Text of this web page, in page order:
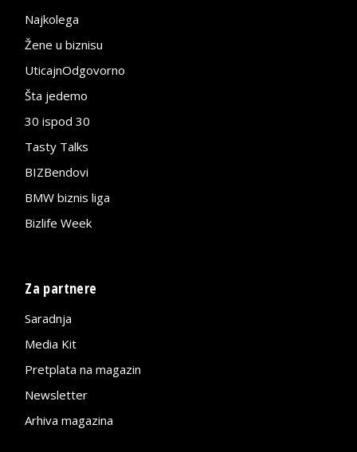
Najkolega
Žene u biznisu
UticajnOdgovorno
Šta jedemo
30 ispod 30
Tasty Talks
BIZBendovi
BMW biznis liga
Bizlife Week
Za partnere
Saradnja
Media Kit
Pretplata na magazin
Newsletter
Arhiva magazina